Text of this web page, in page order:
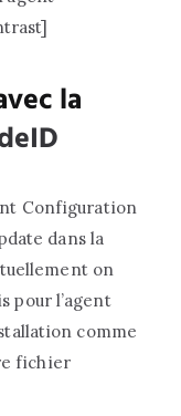
la
Configuration
dans la
on
pour l’agent
comme
fichier